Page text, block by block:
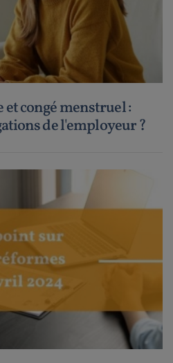
et congé menstruel :
de l'employeur ?